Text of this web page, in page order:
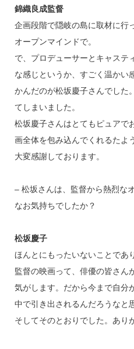
錦織良成監督
企画段階で隠岐の島に取材に行
オープンマインドで。
で、プロデューサーとキャステ
な感じというか、すごく温かい
かんだのが松坂慶子さんでした
てしまいました。
松坂慶子さんはとてもピュアで
画全体を包み込んでくれるたよ
大変感謝しております。
– 松坂さんは、監督から熱烈な
なお気持ちでしたか？
松坂慶子
ほんとにもったいないことであ
監督の映画って、俳優の皆さん
気がします。だから今まで自分
中で引き出されるんだろうなと
そしてそのとおりでした。あり